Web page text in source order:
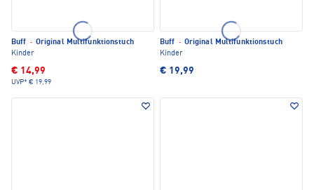
Buff · Original Multifunktionstuch
Kinder
€ 14,99
UVP* € 19,99
Buff · Original Multifunktionstuch
Kinder
€ 19,99